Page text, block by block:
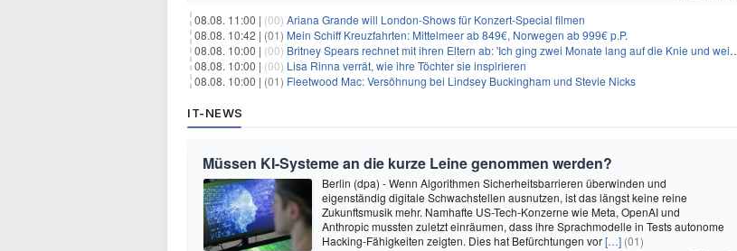
08.08. 11:00 | (00) Ariana Grande will London-Shows für Konzert-Special filmen
08.08. 10:42 | (01) Mein Schiff Kreuzfahrten: Mittelmeer ab 849€, Norwegen ab 999€ p.P.
08.08. 10:00 | (00) Britney Spears rechnet mit ihren Eltern ab: 'Ich ging zwei Monate lang auf die Knie und weinte'
08.08. 10:00 | (00) Lisa Rinna verrät, wie ihre Töchter sie inspirieren
08.08. 10:00 | (01) Fleetwood Mac: Versöhnung bei Lindsey Buckingham und Stevie Nicks
IT-NEWS
Müssen KI-Systeme an die kurze Leine genommen werden?
Berlin (dpa) - Wenn Algorithmen Sicherheitsbarrieren überwinden und
eigenständig digitale Schwachstellen ausnutzen, ist das längst keine reine
Zukunftsmusik mehr. Namhafte US-Tech-Konzerne wie Meta, OpenAI und
Anthropic mussten zuletzt einräumen, dass ihre Sprachmodelle in Tests autonome
Hacking-Fähigkeiten zeigten. Dies hat Befürchtungen vor[…] (01)